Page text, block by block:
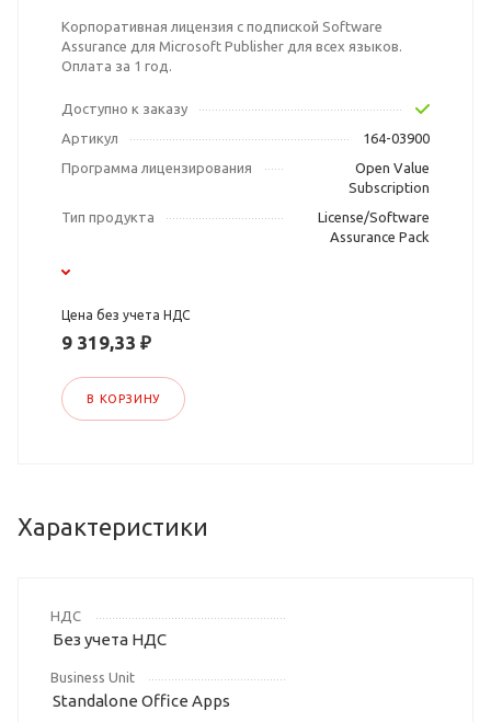
Корпоративная лицензия с подпиской Software
Assurance для Microsoft Publisher для всех языков.
Оплата за 1 год.
Доступно к заказу
Артикул
164-03900
Программа лицензирования
Open Value
Subscription
Тип продукта
License/Software
Assurance Pack
Цена без учета НДС
9 319,33 ₽
В КОРЗИНУ
Характеристики
НДС
Без учета НДС
Business Unit
Standalone Office Apps